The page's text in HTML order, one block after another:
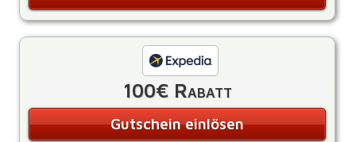
100€ Rabatt
Gutschein einlösen